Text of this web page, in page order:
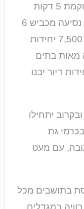
כרמי גת היא שכונה צעירה שממוקמת 5 דקות
(חוצה ישראל). השכונה תכלול כ 7,500 יחידות
מאות בתים
קרקע וכ-4,000 יחידות דיור יבנו
יתחילו
גת
עם מעט
בתושבים מכל
במגדלים